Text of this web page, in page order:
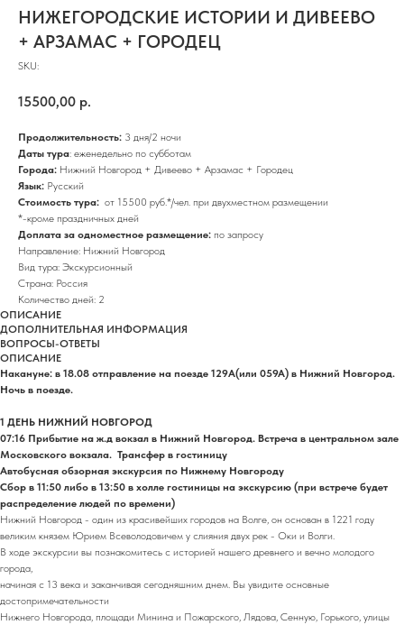
НИЖЕГОРОДСКИЕ ИСТОРИИ И ДИВЕЕВО
+ АРЗАМАС + ГОРОДЕЦ
SKU:
15500,00 р.
Продолжительность: 3 дня/2 ночи
Даты тура: еженедельно по субботам
Города: Нижний Новгород + Дивеево + Арзамас + Городец
Язык: Русский
Стоимость тура: от 15500 руб.*/чел. при двухместном размещении
*-кроме праздничных дней
Доплата за одноместное размещение: по запросу
Направление: Нижний Новгород
Вид тура: Экскурсионный
Страна: Россия
Количество дней: 2
ОПИСАНИЕ
ДОПОЛНИТЕЛЬНАЯ ИНФОРМАЦИЯ
ВОПРОСЫ-ОТВЕТЫ
ОПИСАНИЕ
Накануне: в 18.08 отправление на поезде 129A(или 059А) в Нижний Новгород.
Ночь в поезде.
1 ДЕНЬ НИЖНИЙ НОВГОРОД
07:16 Прибытие на ж.д вокзал в Нижний Новгород. Встреча в центральном зале
Московского вокзала. Трансфер в гостиницу
Автобусная обзорная экскурсия по Нижнему Новгороду
Сбор в 11:50 либо в 13:50 в холле гостиницы на экскурсию (при встрече будет
распределение людей по времени)
Нижний Новгород - один из красивейших городов на Волге, он основан в 1221 году
великим князем Юрием Всеволодовичем у слияния двух рек - Оки и Волги.
В ходе экскурсии вы познакомитесь с историей нашего древнего и вечно молодого
города,
начиная с 13 века и заканчивая сегодняшним днем. Вы увидите основные
достопримечательности
Нижнего Новгорода, площади Минина и Пожарского, Лядова, Сенную, Горького, улицы